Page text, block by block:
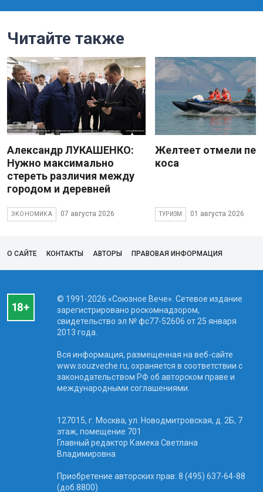
Читайте также
Александр ЛУКАШЕНКО:
Нужно максимально
стереть различия между
городом и деревней
ЭКОНОМИКА 07 августа 2026
Желтеет отмели
коса
ТУРИЗМ 01 августа 2026
О САЙТЕ КОНТАКТЫ АВТОРЫ ПРАВОВАЯ ИНФОРМАЦИЯ
© 1991-2026 «Союзное Вече». Сетевое издание
зарегистрировано роскомнадзором,
свидетельство эл № фc77-52606 от 25 января
2013 года.
Вся информация, размещенная на веб-сайте
www.souzveche.ru, охраняется в соответствии с
законодательством РФ об авторском праве и
международными соглашениями.
127015, г. Москва, ул. Новодмитровская, д. 2Б, 7
этаж, помещение 701
Главный редактор Камека Светлана
Владимировна
Приобретение авторских прав: 8 (495) 637-64-88
(доб.8800)